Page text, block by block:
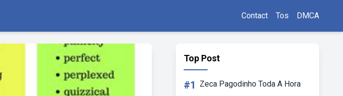
Contact Tos DMCA
Top Post
#1 Zeca Pagodinho Toda A Hora